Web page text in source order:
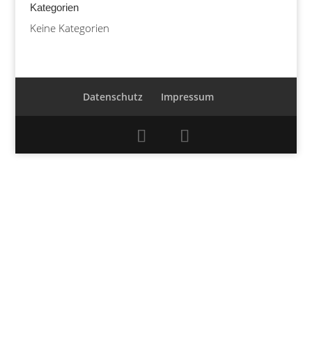
Kategorien
Keine Kategorien
Datenschutz Impressum